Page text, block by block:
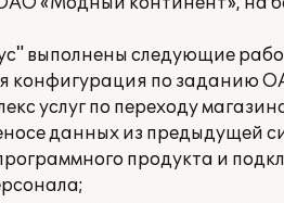
выполнены следующие
конфигурация по заданию
услуг по переходу
данных из предыдущей
продукта и